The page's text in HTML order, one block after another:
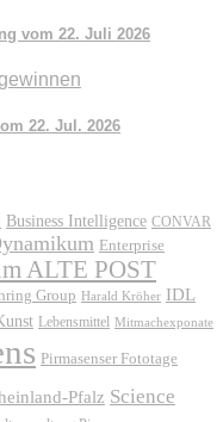
vom 22. Juli 2026
22. Jul. 2026
Business Intelligence CONVAR
Enterprise
ALTE POST
Group Harald Kröher IDL
Lebensmittel Mitmachexponate
Pirmasenser Fototage
Pfalz Science